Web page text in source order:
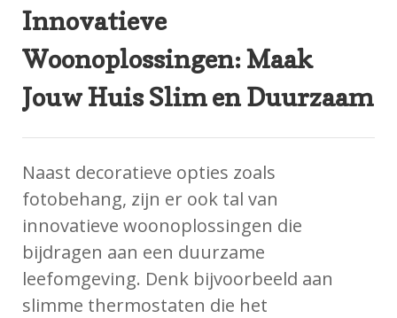
Innovatieve
Woonoplossingen: Maak
Jouw Huis Slim en Duurzaam
Naast decoratieve opties zoals
fotobehang, zijn er ook tal van
innovatieve woonoplossingen die
bijdragen aan een duurzame
leefomgeving. Denk bijvoorbeeld aan
slimme thermostaten die het